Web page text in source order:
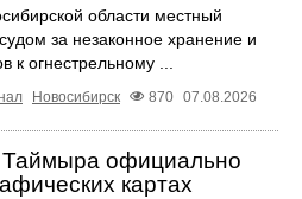
области местный
за незаконное хранение и
к огнестрельному ...
Новосибирск 870 07.08.2026
Таймыра официально
картах